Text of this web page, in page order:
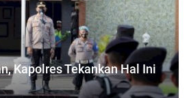
Kapolres Tekankan Hal Ini